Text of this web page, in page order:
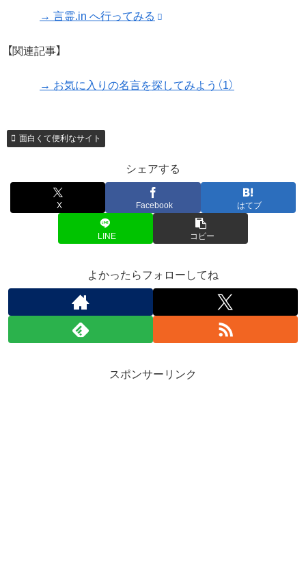
→ 言霊.in へ行ってみる
【関連記事】
→ お気に入りの名言を探してみよう（1）
面白くて便利なサイト
シェアする
X Facebook はてブ
LINE コピー
よかったらフォローしてね
スポンサーリンク